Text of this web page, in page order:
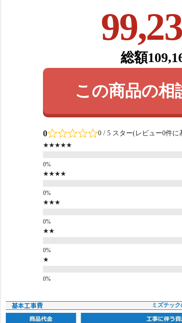
総額
この商品の相
0 0 / 5 スター(レビュー0件に
★★★★★
★★★★
★★★
★★
★
基本工事費 ミズテッ